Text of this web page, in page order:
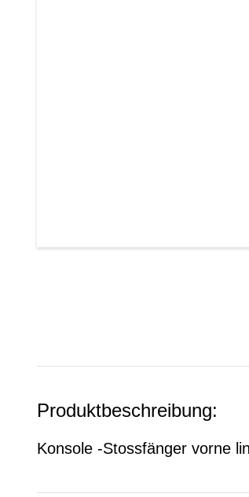
Produktbeschreibung:
Konsole -Stossfänger vorne